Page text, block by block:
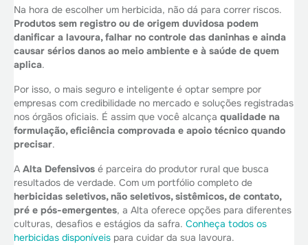
Na hora de escolher um herbicida, não dá para correr riscos.
Produtos sem registro ou de origem duvidosa podem
danificar a lavoura, falhar no controle das daninhas e ainda
causar sérios danos ao meio ambiente e à saúde de quem
aplica.
Por isso, o mais seguro e inteligente é optar sempre por
empresas com credibilidade no mercado e soluções registradas
nos órgãos oficiais. É assim que você alcança qualidade na
formulação, eficiência comprovada e apoio técnico quando
precisar.
A Alta Defensivos é parceira do produtor rural que busca
resultados de verdade. Com um portfólio completo de
herbicidas seletivos, não seletivos, sistêmicos, de contato,
pré e pós-emergentes, a Alta oferece opções para diferentes
culturas, desafios e estágios da safra. Conheça todos os
herbicidas disponíveis para cuidar da sua lavoura.